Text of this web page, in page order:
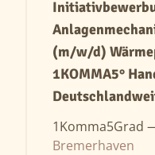
(m/w/d)
1KOMMA5°
1Komma5Grad
Bremerhaven